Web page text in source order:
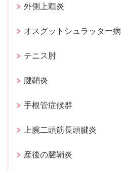
外側上顆炎
オスグットシュラッター病
テニス肘
腱鞘炎
手根管症候群
上腕二頭筋長頭腱炎
産後の腱鞘炎